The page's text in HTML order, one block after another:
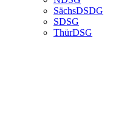
SächsDSDG
SDSG
ThürDSG